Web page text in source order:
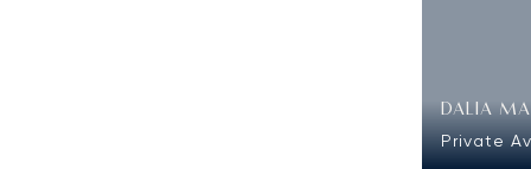
DALIA
Private